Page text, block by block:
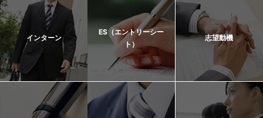
インターン
ES（エントリーシー
ト）
志望動機